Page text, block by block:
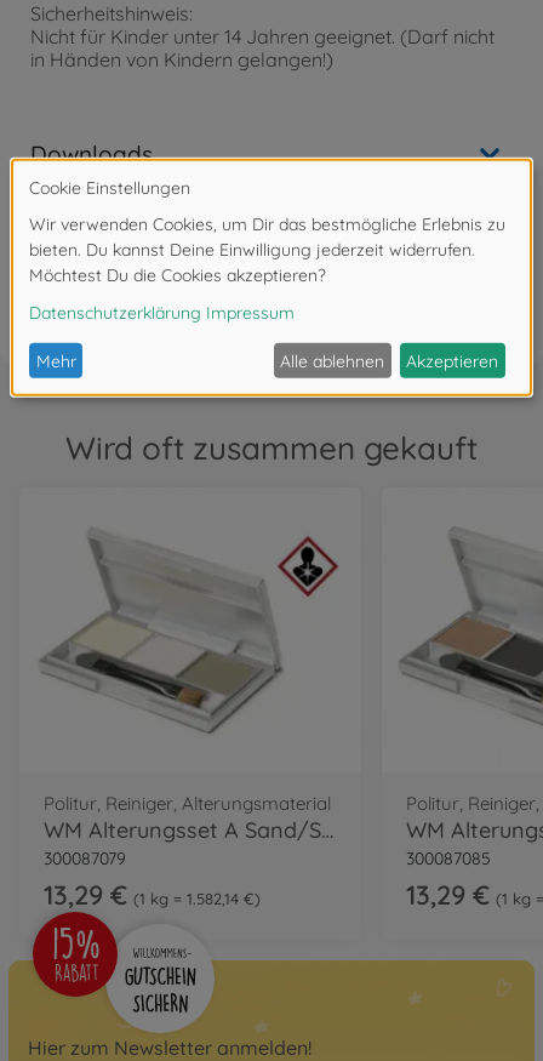
Sicherheitshinweis:
Nicht für Kinder unter 14 Jahren geeignet. (Darf nicht
in Händen von Kindern gelangen!)
Downloads
Bewertungen (5)
Wird oft zusammen gekauft
Politur, Reiniger, Alterungsmaterial
WM Alterungsset A Sand/Sand hell/Schlamm
300087079
13,29 € 1 kg = 1.582,14 €
Politur,
300087085
13,29 € 1 kg
Hier zum Newsletter anmelden!